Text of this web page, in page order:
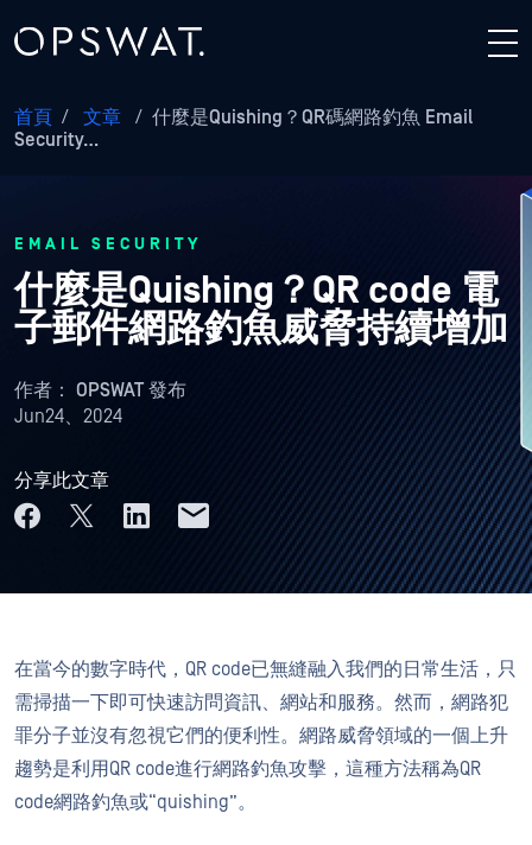
首頁 / 文章 / 什麼是Quishing？QR碼網路釣魚 Email
Security…
EMAIL SECURITY
什麼是Quishing？QR code 電
子郵件網路釣魚威脅持續增加
作者： OPSWAT 發布
Jun24、2024
分享此文章
在當今的數字時代，QR code已無縫融入我們的日常生活，只
需掃描一下即可快速訪問資訊、網站和服務。然而，網路犯
罪分子並沒有忽視它們的便利性。網路威脅領域的一個上升
趨勢是利用QR code進行網路釣魚攻擊，這種方法稱為QR
code網路釣魚或“quishing”。